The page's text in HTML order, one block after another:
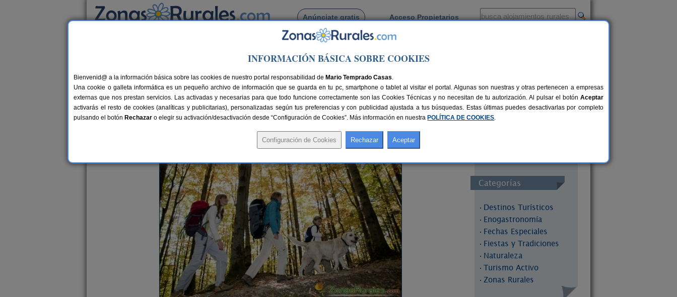
Anúnciate gratis Acceso Propietarios
Busca por pueblo
Turismo Activo> Qué has de saber para irte de turismo rural
Blog de Turismo Rural
Qué has de saber para irte de turismo rural
Viajero ZR
Redes Sociales
Categorías
· Destinos Turísticos
· Enogastronomía
· Fechas Especiales
· Fiestas y Tradiciones
· Naturaleza
· Turismo Activo
· Zonas Rurales
INFORMACIÓN BÁSICA SOBRE COOKIES
Bienvenid@ a la información básica sobre las cookies de nuestro portal responsabilidad de Mario Temprado Casas.
Una cookie o galleta informática es un pequeño archivo de información que se guarda en tu pc, smartphone o tablet al visitar el portal. Algunas son nuestras y otras pertenecen a empresas
externas que nos prestan servicios. Las activadas y necesarias para que todo funcione correctamente son las Cookies Técnicas y no necesitan de tu autorización. Al pulsar el botón Aceptar
activarás el resto de cookies (analíticas y publicitarias), personalizadas según tus preferencias y con publicidad ajustada a tus búsquedas. Estas últimas puedes desactivarlas por completo
pulsando el botón Rechazar o elegir su activación/desactivación desde “Configuración de Cookies”. Más información en nuestra POLÍTICA DE COOKIES.